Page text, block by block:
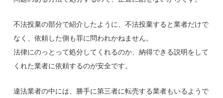
不法投棄の部分で紹介したように、不法投棄すると業者だけで
なく、依頼した側も罪に問われかねません。
法律にのっとって処分してくれるのか、納得できる説明をして
くれた業者に依頼するのが安全です。
違法業者の中には、勝手に第三者に転売する業者もいるようで